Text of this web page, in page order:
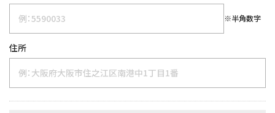
※半角数字
住所